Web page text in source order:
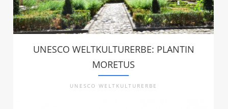
UNESCO WELTKULTURERBE: PLANTIN
MORETUS
UNESCO WELTKULTURERBE